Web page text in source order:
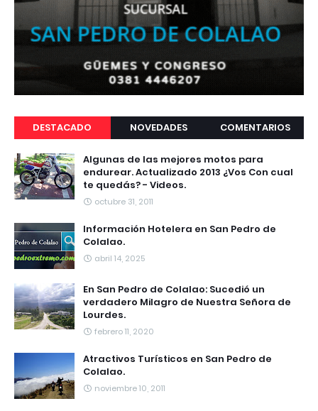
DESTACADO NOVEDADES COMENTARIOS
Algunas de las mejores motos para
endurear. Actualizado 2013 ¿Vos Con cual
te quedás? - Videos.
octubre 31, 2011
Información Hotelera en San Pedro de
Colalao.
abril 14, 2025
En San Pedro de Colalao: Sucedió un
verdadero Milagro de Nuestra Señora de
Lourdes.
febrero 11, 2020
Atractivos Turísticos en San Pedro de
Colalao.
noviembre 10, 2011